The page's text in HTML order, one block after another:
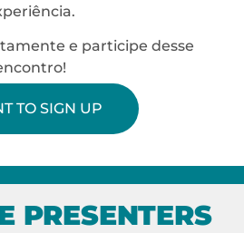
e participe desse
TO SIGN UP
PRESENTERS